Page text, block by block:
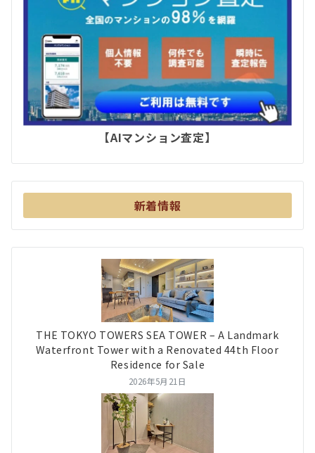
【AIマンション査定】
新着情報
THE TOKYO TOWERS SEA TOWER – A Landmark
Waterfront Tower with a Renovated 44th Floor
Residence for Sale
2026年5月21日